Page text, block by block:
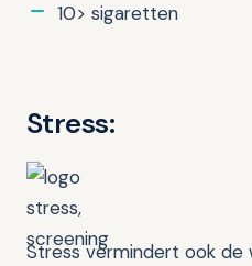
10> sigaretten
Stress:
Stress vermindert ook de